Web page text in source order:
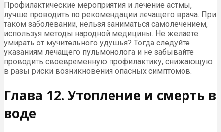
Профилактические мероприятия и лечение астмы,
лучше проводить по рекомендации лечащего врача. При
таком заболевании, нельзя заниматься самолечением,
используя методы народной медицины. Не желаете
умирать от мучительного удушья? Тогда следуйте
указаниям лечащего пульмонолога и не забывайте
проводить своевременную профилактику, снижающую
в разы риски возникновения опасных симптомов.
Глава 12. Утопление и смерть в
воде